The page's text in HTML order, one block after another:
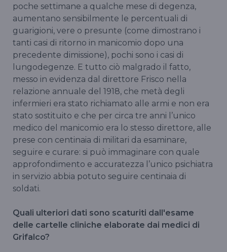
poche settimane a qualche mese di degenza,
aumentano sensibilmente le percentuali di
guarigioni, vere o presunte (come dimostrano i
tanti casi di ritorno in manicomio dopo una
precedente dimissione), pochi sono i casi di
lungodegenze. E tutto ciò malgrado il fatto,
messo in evidenza dal direttore Frisco nella
relazione annuale del 1918, che metà degli
infermieri era stato richiamato alle armi e non era
stato sostituito e che per circa tre anni l’unico
medico del manicomio era lo stesso direttore, alle
prese con centinaia di militari da esaminare,
seguire e curare: si può immaginare con quale
approfondimento e accuratezza l’unico psichiatra
in servizio abbia potuto seguire centinaia di
soldati.
Quali ulteriori dati sono scaturiti dall'esame
delle cartelle cliniche elaborate dai medici di
Grifalco?